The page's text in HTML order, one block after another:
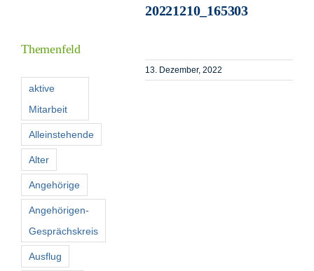
Kontakt
Suche
nach:
20221210_165303
13. Dezember, 2022
Themenfeld
aktive
Mitarbeit
Alleinstehende
Alter
Angehörige
Angehörigen-
Gesprächskreis
Ausflug